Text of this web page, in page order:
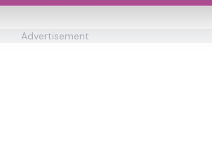
Advertisement